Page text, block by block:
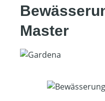
Master
Bildergalerie überspringen